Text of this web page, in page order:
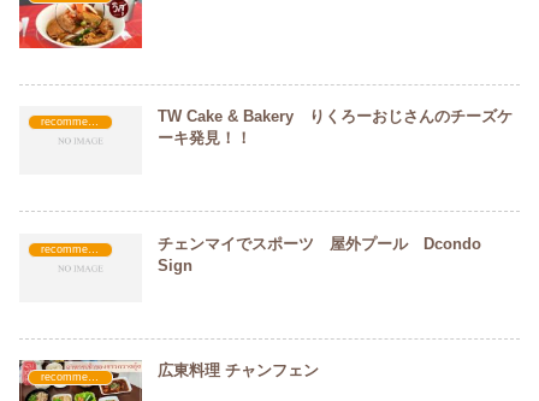
recommended
TW Cake & Bakery りくろーおじさんのチーズケ
ーキ発見！！
チェンマイでスポーツ 屋外プール Dcondo
Sign
広東料理 チャンフェン